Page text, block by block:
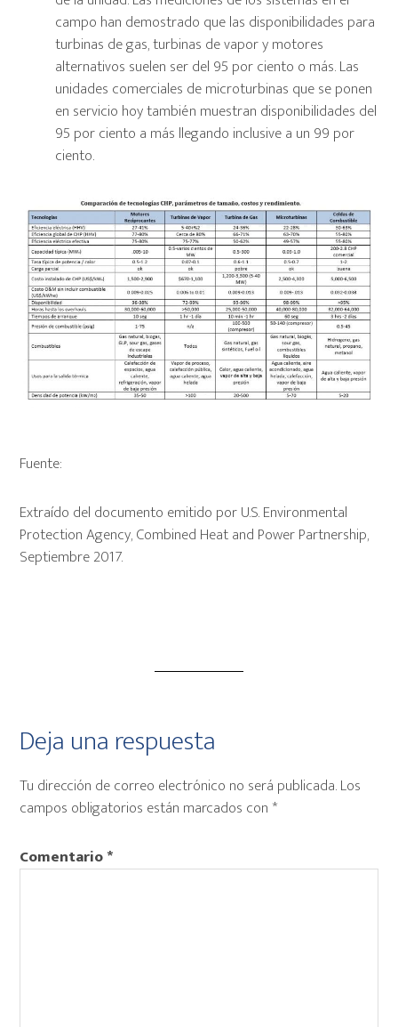
campo han demostrado que las disponibilidades para
turbinas de gas, turbinas de vapor y motores
alternativos suelen ser del 95 por ciento o más. Las
unidades comerciales de microturbinas que se ponen
en servicio hoy también muestran disponibilidades del
95 por ciento a más llegando inclusive a un 99 por
ciento.
Fuente:
Extraído del documento emitido por U.S. Environmental
Protection Agency, Combined Heat and Power Partnership,
Septiembre 2017.
Interacciones
con
los
lectores
Deja una respuesta
Tu dirección de correo electrónico no será publicada.Los
campos obligatorios están marcados con *
Comentario*